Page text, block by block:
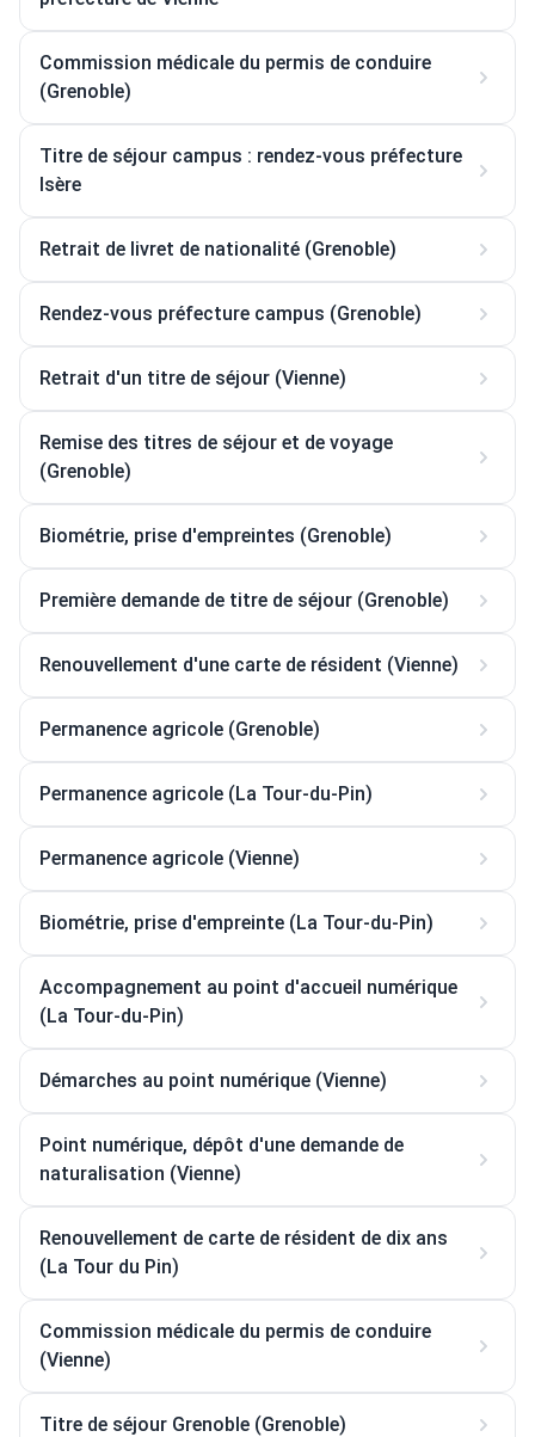
Commission médicale du permis de conduire
(Grenoble)
Titre de séjour campus : rendez-vous préfecture
Isère
Retrait de livret de nationalité (Grenoble)
Rendez-vous préfecture campus (Grenoble)
Retrait d'un titre de séjour (Vienne)
Remise des titres de séjour et de voyage
(Grenoble)
Biométrie, prise d'empreintes (Grenoble)
Première demande de titre de séjour (Grenoble)
Renouvellement d'une carte de résident (Vienne)
Permanence agricole (Grenoble)
Permanence agricole (La Tour-du-Pin)
Permanence agricole (Vienne)
Biométrie, prise d'empreinte (La Tour-du-Pin)
Accompagnement au point d'accueil numérique
(La Tour-du-Pin)
Démarches au point numérique (Vienne)
Point numérique, dépôt d'une demande de
naturalisation (Vienne)
Renouvellement de carte de résident de dix ans
(La Tour du Pin)
Commission médicale du permis de conduire
(Vienne)
Titre de séjour Grenoble (Grenoble)